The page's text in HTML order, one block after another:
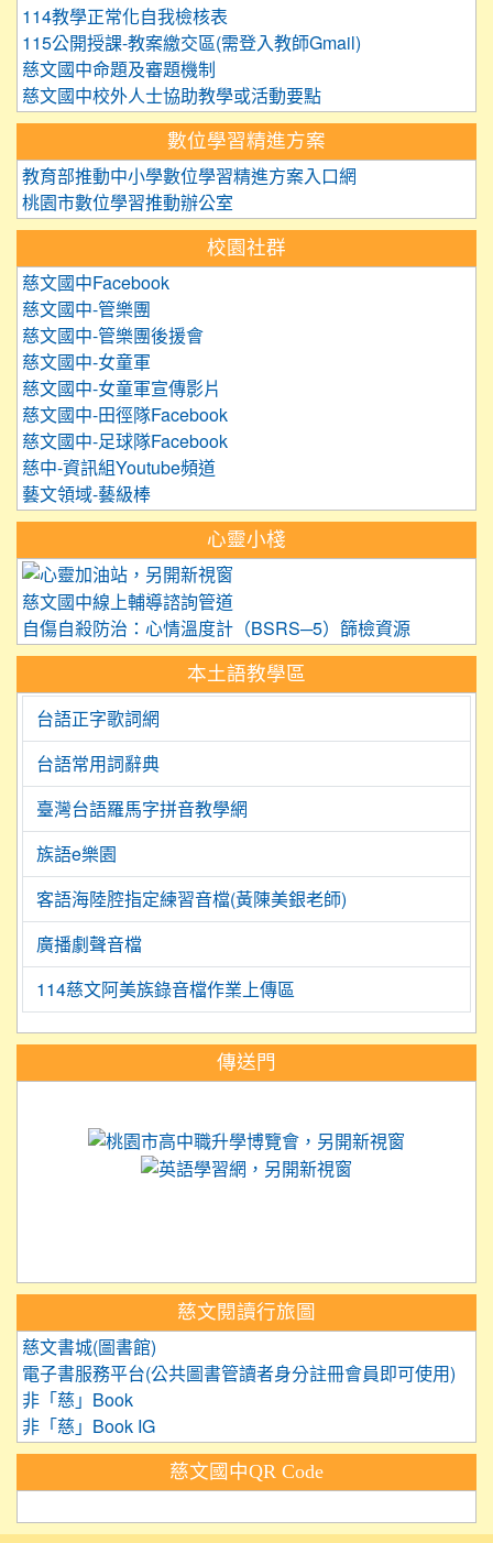
114教學正常化自我檢核表
115公開授課-教案繳交區(需登入教師Gmail)
慈文國中命題及審題機制
慈文國中校外人士協助教學或活動要點
數位學習精進方案
教育部推動中小學數位學習精進方案入口網
桃園市數位學習推動辦公室
校園社群
慈文國中Facebook
慈文國中-管樂團
慈文國中-管樂團後援會
慈文國中-女童軍
慈文國中-女童軍宣傳影片
慈文國中-田徑隊Facebook
慈文國中-足球隊Facebook
慈中-資訊組Youtube頻道
藝文領域-藝級棒
心靈小棧
慈文國中線上輔導諮詢管道
自傷自殺防治：心情溫度計（BSRS─5）篩檢資源
本土語教學區
台語正字歌詞網
台語常用詞辭典
臺灣台語羅馬字拼音教學網
族語e樂園
客語海陸腔指定練習音檔(黃陳美銀老師)
廣播劇聲音檔
114慈文阿美族錄音檔作業上傳區
傳送門
慈文閱讀行旅圖
慈文書城(圖書館)
電子書服務平台(公共圖書管讀者身分註冊會員即可使用)
非「慈」Book
非「慈」Book IG
慈文國中QR Code